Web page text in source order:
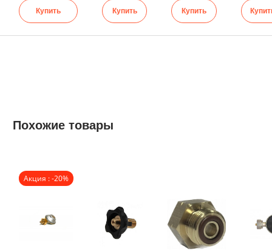
Купить Купить Купить
Похожие товары
Акция : -20%